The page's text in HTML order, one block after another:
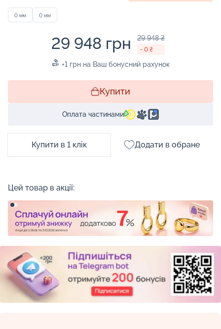
0 мм 0 мм
29 948 грн 29 948 ₴
- 0 ₴
+1 грн на Ваш бонусний рахунок
Купити
Оплата частинами
Купити в 1 клік Додати в обране
Цей товар в акції: